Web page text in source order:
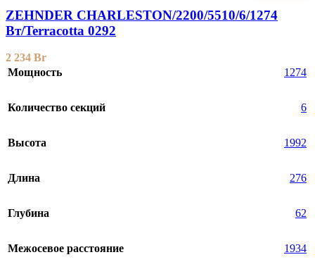
ZEHNDER CHARLESTON/2200/5510/6/1274
Вт/Terracotta 0292
2 234 Br
Мощность
1274
Количество секций 6
Высота 1992
Длина 276
Глубина 62
Межосевое расстояние 1934